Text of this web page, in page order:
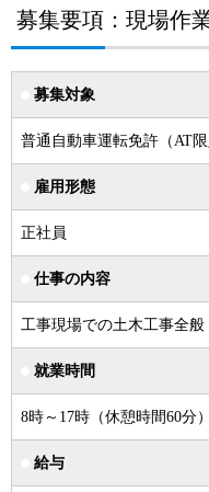
募集要項：現場作
募集対象
普通自動車運転免許（AT
雇用形態
正社員
仕事の内容
工事現場での土木工事全般
就業時間
8時～17時（休憩時間60分）
給与